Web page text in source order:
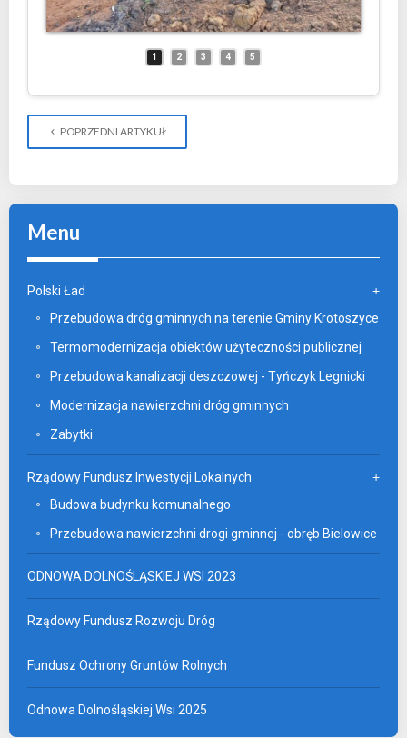
1 2 3 4 5
POPRZEDNI ARTYKUŁ
Menu
Polski Ład
Przebudowa dróg gminnych na terenie Gminy Krotoszyce
Termomodernizacja obiektów użyteczności publicznej
Przebudowa kanalizacji deszczowej - Tyńczyk Legnicki
Modernizacja nawierzchni dróg gminnych
Zabytki
Rządowy Fundusz Inwestycji Lokalnych
Budowa budynku komunalnego
Przebudowa nawierzchni drogi gminnej - obręb Bielowice
ODNOWA DOLNOŚLĄSKIEJ WSI 2023
Rządowy Fundusz Rozwoju Dróg
Fundusz Ochrony Gruntów Rolnych
Odnowa Dolnośląskiej Wsi 2025